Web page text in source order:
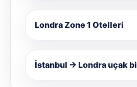
Londra Zone 1 Otelleri
İstanbul → Londra uçak